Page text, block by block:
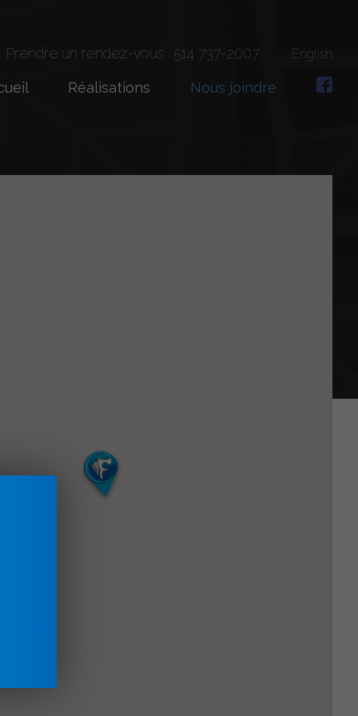
Prendre un rendez-vous : 514 737-2007 English
Réalisations Nous joindre